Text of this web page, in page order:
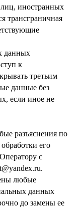
лиц, иностранных
трансграничная
данных
к
третьим
данные без
если иное не
разъяснения по
его
с
любые
данных
до замены ее